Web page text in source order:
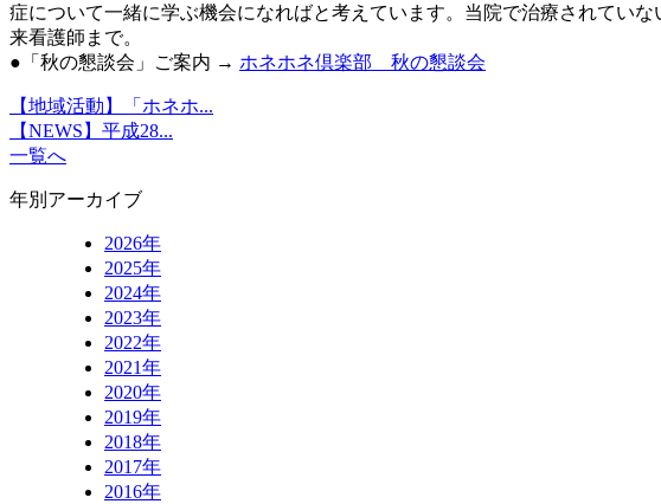
症について一緒に学ぶ機会になればと考えています。当院で治療されてい
来看護師まで。
●「秋の懇談会」ご案内 → ホネホネ倶楽部 秋の懇談会
【地域活動】「ホネホ...
【NEWS】平成28...
一覧へ
年別アーカイブ
2026年
2025年
2024年
2023年
2022年
2021年
2020年
2019年
2018年
2017年
2016年